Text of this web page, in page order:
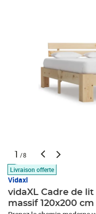
1 /8
Livraison offerte
Vidaxl
vidaXL Cadre de
massif 120x200 cm